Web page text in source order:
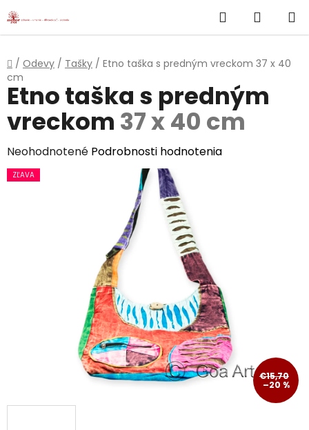
Prejsť
na
Hľadať
KOŠÍK
Domov
/ Odevy / Tašky / Etno taška s predným vreckom 37 x 40
cm
Etno taška s predným
vreckom 37 x 40 cm
Priemerné
hodnotenie
Neohodnotené Podrobnosti hodnotenia
ZĽAVA
€15,70
–20 %